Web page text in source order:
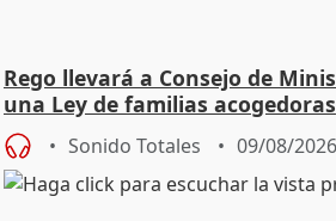
Rego llevará a Consejo de
una Ley de familias acogedoras
Sonido Totales 09/08/2026